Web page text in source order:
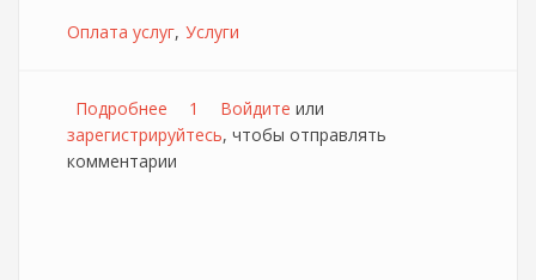
Оплата услуг Услуги
Подробнее о Новый способ оплаты услуг провайдера
JustLan
1 Войдите или
зарегистрируйтесь, чтобы отправлять
комментарии